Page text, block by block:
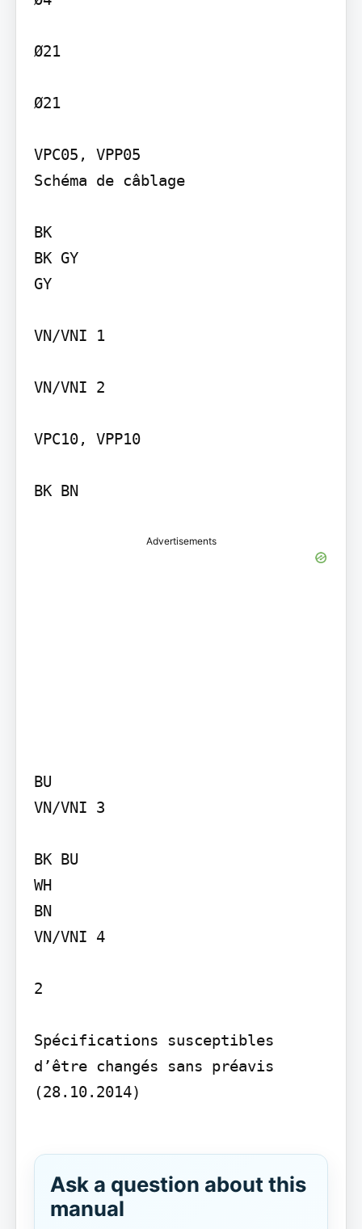
Ø21
Ø21
VPC05, VPP05
Schéma de câblage
BK
BK GY
GY
VN/VNI 1
VN/VNI 2
VPC10, VPP10
BK BN
Advertisements
BU
VN/VNI 3
BK BU
WH
BN
VN/VNI 4
2
Spécifications susceptibles
d’être changés sans préavis
(28.10.2014)
Ask a question about this
manual